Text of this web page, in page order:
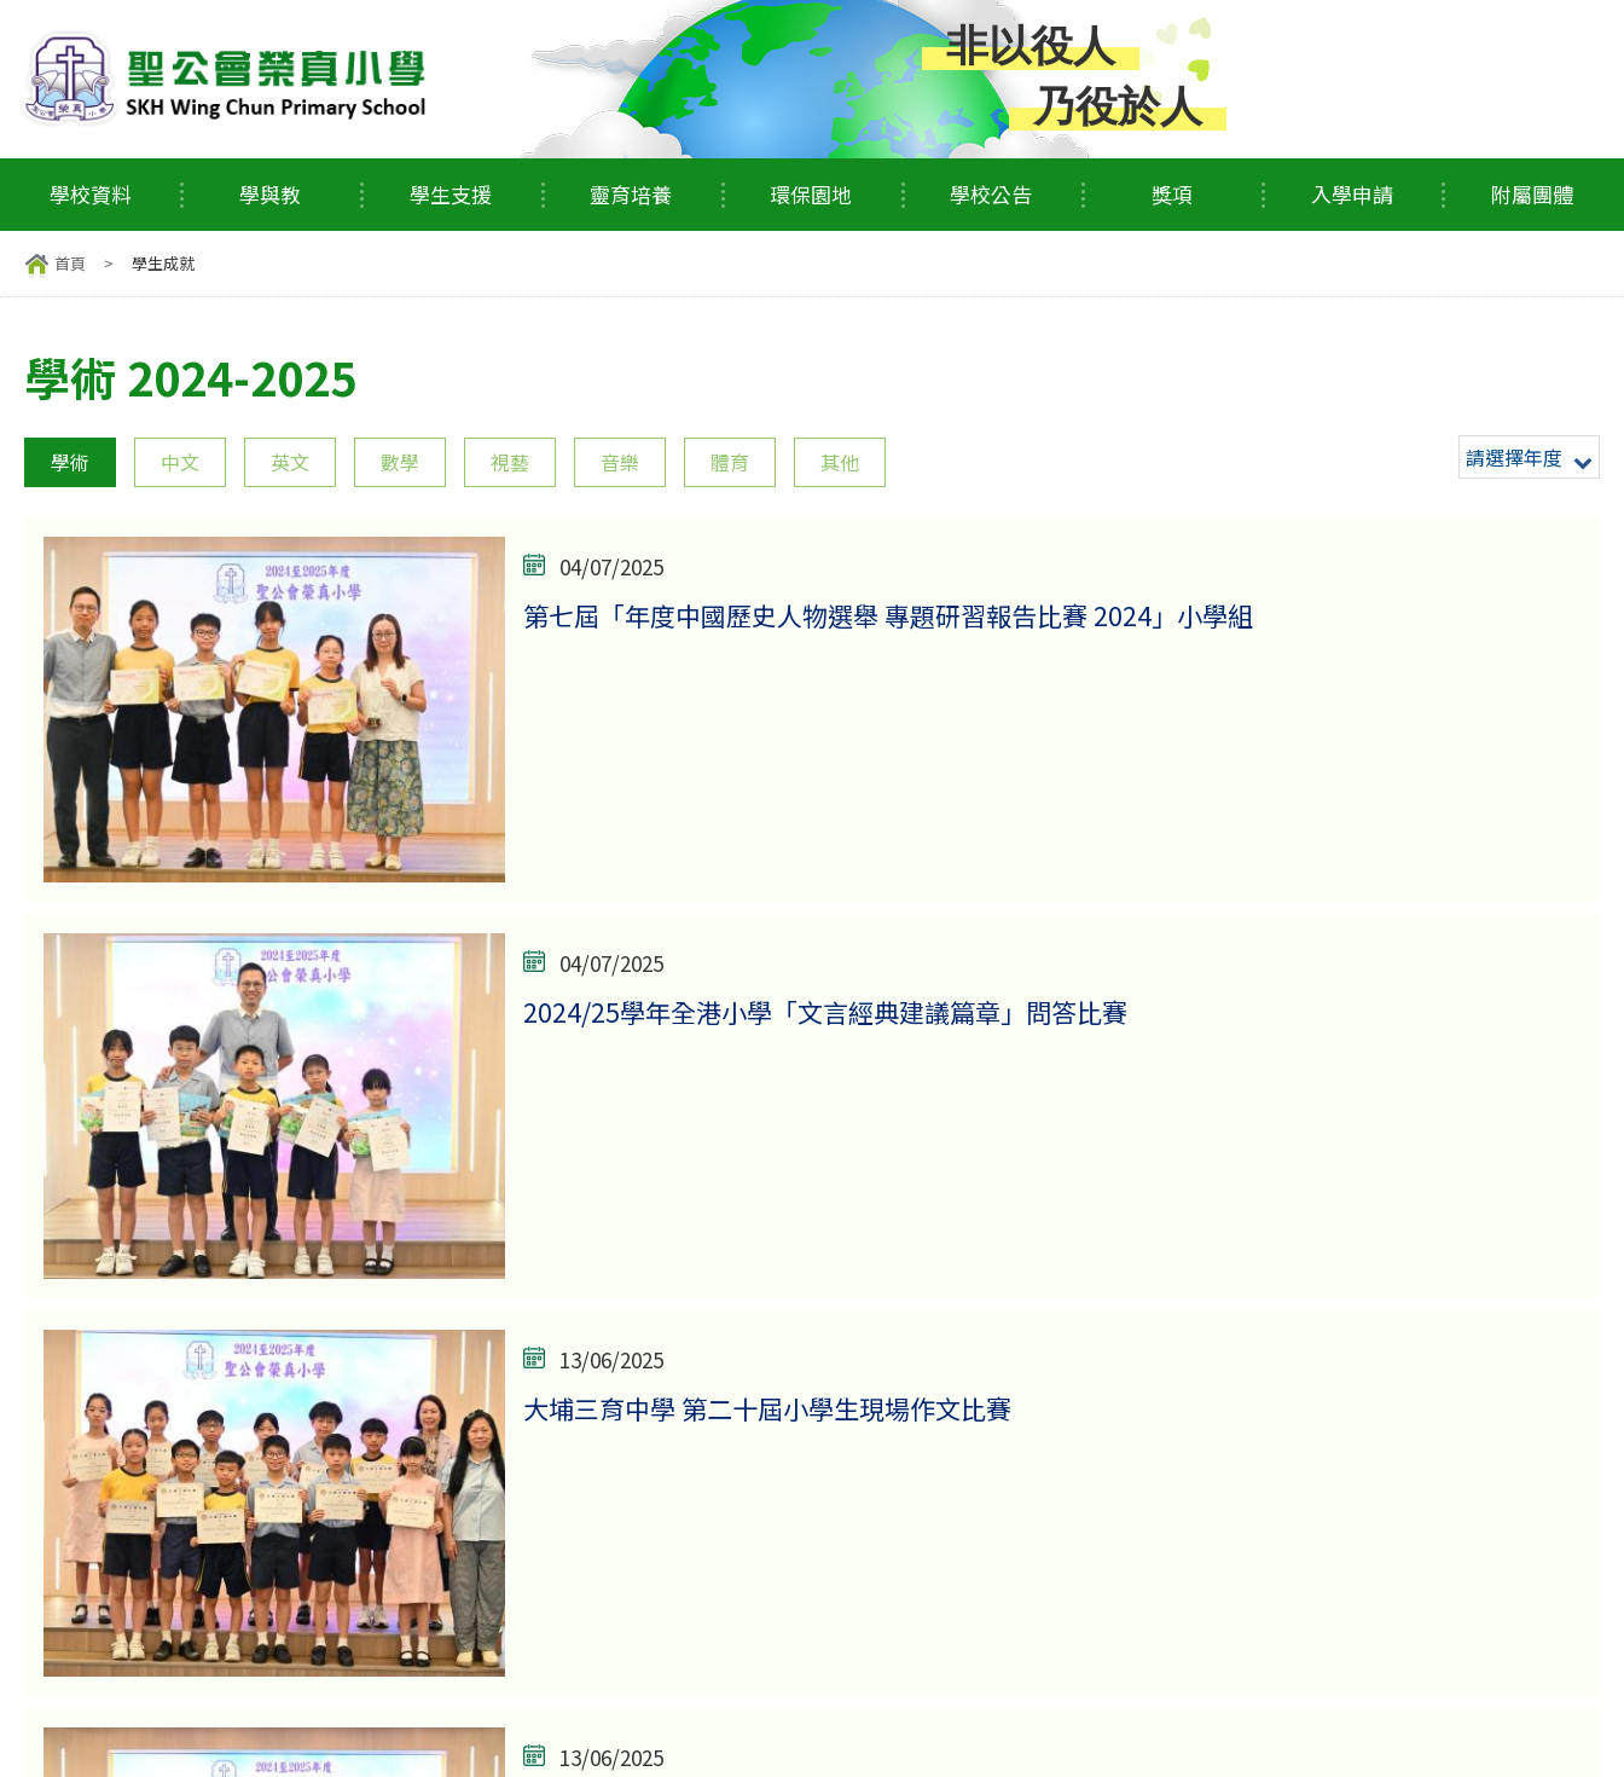
非以役人
乃役於人
學校資料 學與教 學生支援 靈育培養 環保園地 學校公告 獎項 入學申請 附屬團體
首頁 > 學生成就
學術 2024-2025
請選擇年度
學術 中文 英文 數學 視藝 音樂 體育 其他
04/07/2025
第七屆「年度中國歷史人物選舉 專題研習報告比賽 2024」小學組
04/07/2025
2024/25學年全港小學「文言經典建議篇章」問答比賽
13/06/2025
大埔三育中學 第二十屆小學生現場作文比賽
13/06/2025